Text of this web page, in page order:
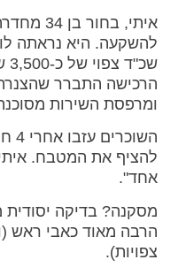
איתי,
הרכישה התברר
ומרפסת השירות מסוכנת. עלות
להציף את המטבח.
אחד".
מסקנה? בדיקה
הרבה מאוד כאבי ראש
צפויות).